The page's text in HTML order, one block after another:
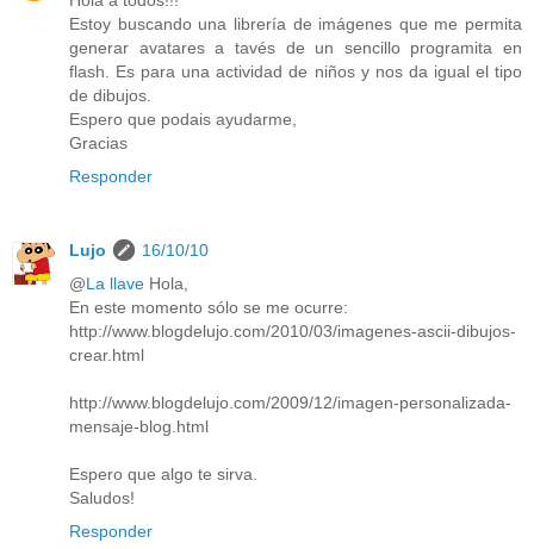
Estoy buscando una librería de imágenes que me permita
generar avatares a tavés de un sencillo programita en
flash. Es para una actividad de niños y nos da igual el tipo
de dibujos.
Espero que podais ayudarme,
Gracias
Responder
Lujo
16/10/10
@La llave Hola,
En este momento sólo se me ocurre:
http://www.blogdelujo.com/2010/03/imagenes-ascii-dibujos-
crear.html
http://www.blogdelujo.com/2009/12/imagen-personalizada-
mensaje-blog.html
Espero que algo te sirva.
Saludos!
Responder